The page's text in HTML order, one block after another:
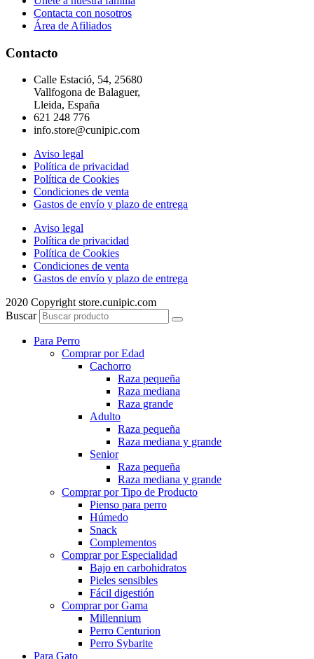
Contacta con nosotros
Área de Afiliados
Contacto
Calle Estació, 54, 25680
Vallfogona de Balaguer,
Lleida, España
621 248 776
info.store@cunipic.com
Aviso legal
Política de privacidad
Política de Cookies
Condiciones de venta
Gastos de envío y plazo de entrega
Aviso legal
Política de privacidad
Política de Cookies
Condiciones de venta
Gastos de envío y plazo de entrega
2020 Copyright store.cunipic.com
Buscar
Para Perro
Comprar por Edad
Cachorro
Raza pequeña
Raza mediana
Raza grande
Adulto
Raza pequeña
Raza mediana y grande
Senior
Raza pequeña
Raza mediana y grande
Comprar por Tipo de Producto
Pienso para perro
Húmedo
Snack
Complementos
Comprar por Especialidad
Bajo en carbohidratos
Pieles sensibles
Fácil digestión
Comprar por Gama
Millennium
Perro Centurion
Perro Sybarite
Para Gato